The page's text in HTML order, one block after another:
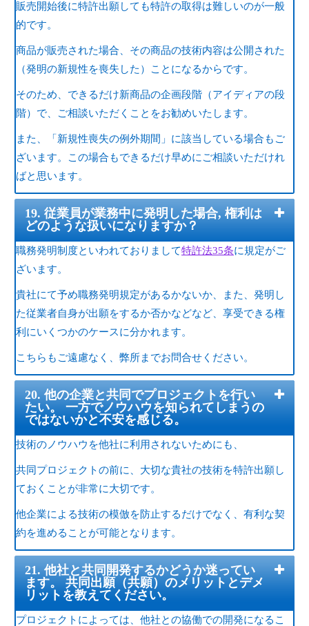
販売開始後に特許出願しても特許の取得は難しいのが一般
的です。
商品が販売された場合、その商品の技術内容は公開された
（発明の新規性を喪失した）ことになるからです。
そのため、できるだけ新商品の企画段階（アイディアの段
階）で、ご相談いただくことをお勧めいたします。
また、「新規性喪失の例外期間」に該当している場合もご
ざいます。この場合もできるだけ早めにご相談いただけれ
ばと思います。
19. 従業員が業務中に発明した場合, 権利は
どのような扱いになりますか？
職務発明制度といわれておりまして特許法35条に規定がご
ざいます。
貴社にて予め職務発明規定があるかないか、また、発明し
た従業者自身が出願をするか否かなどなど、享受できる権
利にいくつかのケースに分かれます。
こちらもご遠慮なく、弊所までお問合せください。
20. 他の企業と共同でプロジェクトを行い
たい。 一方でノウハウを知られてしまうの
ではないかと不安を感じる。
技術のノウハウを他社に利用されないためにも、
共同プロジェクトの前に、大切な貴社の技術を特許出願し
ておくことが非常に大切です。
他企業による技術の模倣を防止するだけでなく、有利な契
約を進めることが可能となります。
21. 他社と共同開発するかどうか迷ってい
ます。 共同出願（共願）のメリットとデメ
リットを教えてください。
プロジェクトによっては、他社との協働での開発になるこ